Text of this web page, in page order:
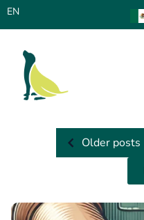
EN
Older posts